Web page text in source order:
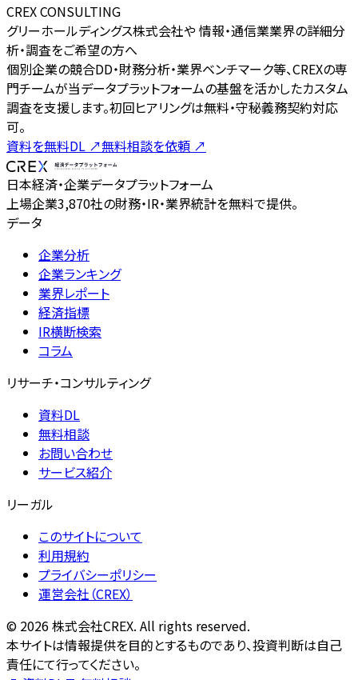
CREX CONSULTING
グリーホールディングス株式会社や 情報・通信業業界の詳細分
析・調査をご希望の方へ
個別企業の競合DD・財務分析・業界ベンチマーク等、CREXの専
門チームが当データプラットフォームの基盤を活かしたカスタム
調査を支援します。初回ヒアリングは無料・守秘義務契約対応
可。
資料を無料DL ↗無料相談を依頼 ↗
日本経済・企業データプラットフォーム
上場企業3,870社の財務・IR・業界統計を無料で提供。
データ
企業分析
企業ランキング
業界レポート
経済指標
IR横断検索
コラム
リサーチ・コンサルティング
資料DL
無料相談
お問い合わせ
サービス紹介
リーガル
このサイトについて
利用規約
プライバシーポリシー
運営会社（CREX）
© 2026株式会社CREX. All rights reserved.
本サイトは情報提供を目的とするものであり、投資判断は自己
責任にて行ってください。